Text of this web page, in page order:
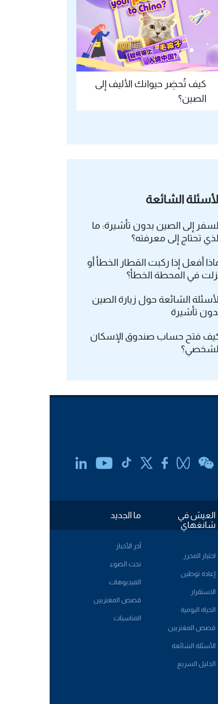
كيف تُحضِر حيوانك الأليف إلى
الصين؟
الأسئلة الشائعة
إلى الصين بدون تأشيرة: ما
تحتاج إلى معرفته؟
أفعل إذا ركبت القطار الخطأ أو
في المحطة الخطأ؟
الشائعة حول زيارة الصين
تأشيرة
فتح حساب صندوق الإسكان
العيش في
شانغهاي
اختيار المحرر
إعادة توطين
الاستقرار
الحياة اليومية
قصص المغتربين
الأسئلة الشائعة
الدليل السريع
ما الجديد
آخر الأخبار
تحت الضوء
الفيديوهات
قصص المغتربين
المناسبات